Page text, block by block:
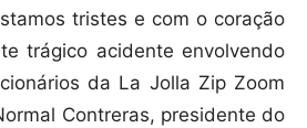
tristes e com o coração
trágico acidente envolvendo
da La Jolla Zip Zoom
Contreras, presidente do